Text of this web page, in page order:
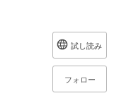
試し読み
フォロー